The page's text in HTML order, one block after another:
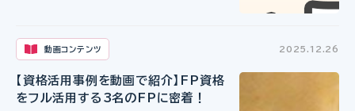
動画コンテンツ 2025.12.26
【資格活用事例を動画で紹介】FP資格
をフル活用する3名のFPに密着！